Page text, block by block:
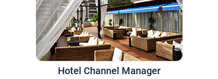
Hotel Channel Manager